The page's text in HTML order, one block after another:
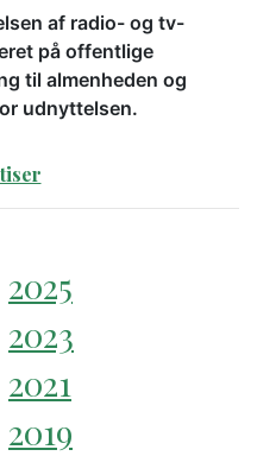
af radio- og tv-
på offentlige
til almenheden og
udnyttelsen.
2025
2023
2021
2019